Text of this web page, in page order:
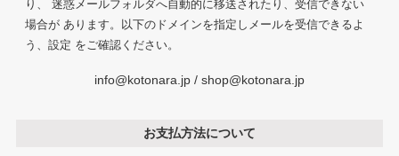
り、 迷惑メールフォルダへ自動的に移送されたり、受信できない
場合が あります。以下のドメインを指定しメールを受信できるよ
う、設定 をご確認ください。
info@kotonara.jp / shop@kotonara.jp
お支払方法について